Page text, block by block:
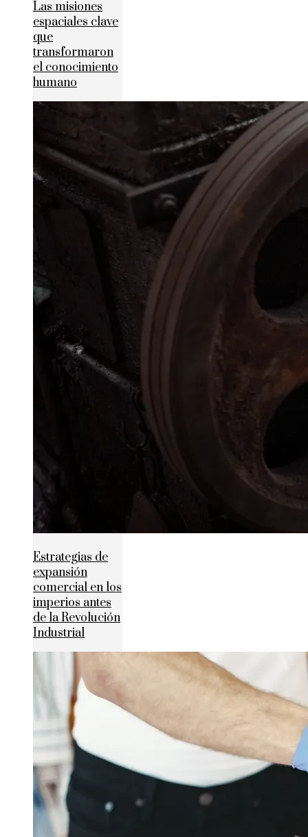
Las misiones
espaciales clave
que
transformaron
el conocimiento
humano
Estrategias de
expansión
comercial en los
imperios antes
de la Revolución
Industrial